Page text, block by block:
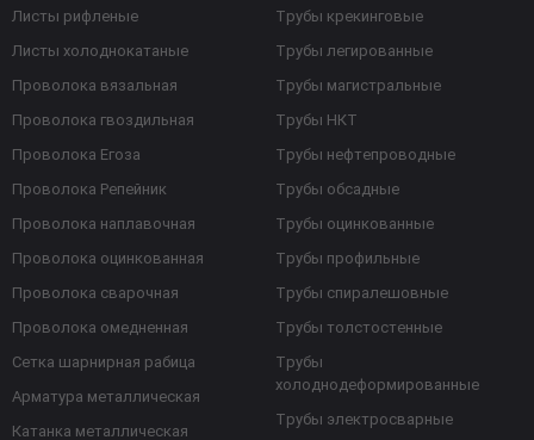
Листы рифленые
Листы холоднокатаные
Проволока вязальная
Проволока гвоздильная
Проволока Егоза
Проволока Репейник
Проволока наплавочная
Проволока оцинкованная
Проволока сварочная
Проволока омедненная
Сетка шарнирная рабица
Арматура металлическая
Катанка металлическая
Трубы крекинговые
Трубы легированные
Трубы магистральные
Трубы НКТ
Трубы нефтепроводные
Трубы обсадные
Трубы оцинкованные
Трубы профильные
Трубы спиралешовные
Трубы толстостенные
Трубы
холоднодеформированные
Трубы электросварные